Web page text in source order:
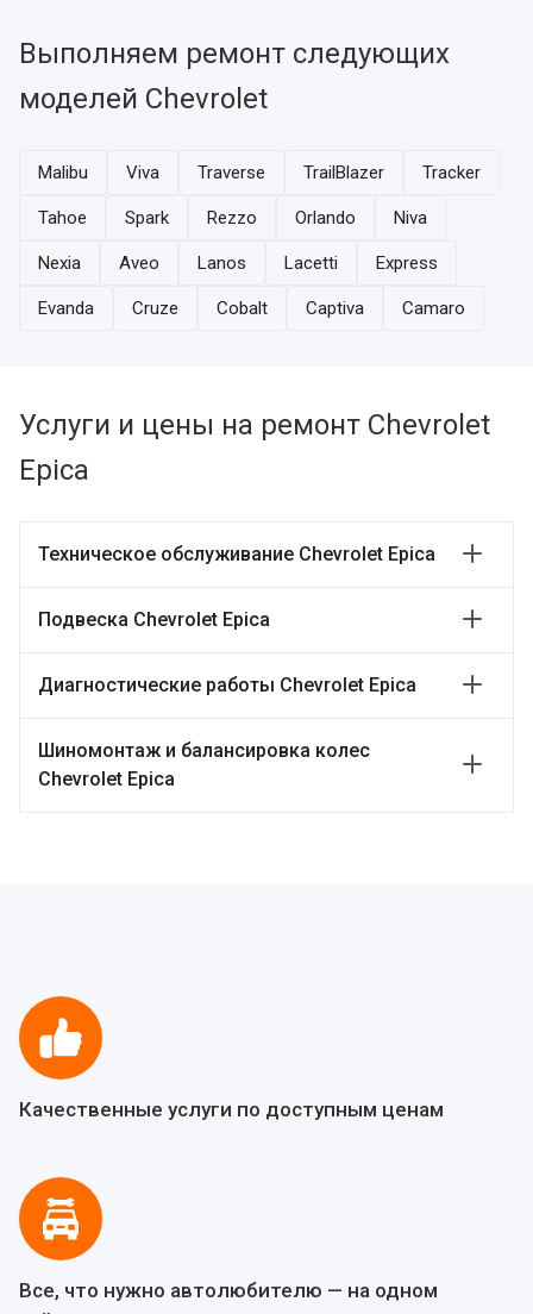
Выполняем ремонт следующих
моделей Chevrolet
Malibu Viva Traverse TrailBlazer Tracker
Tahoe Spark Rezzo Orlando Niva
Nexia Aveo Lanos Lacetti Express
Evanda Cruze Cobalt Captiva Camaro
Услуги и цены на ремонт Chevrolet
Epica
Техническое обслуживание Chevrolet Epica
Подвеска Chevrolet Epica
Диагностические работы Chevrolet Epica
Шиномонтаж и балансировка колес
Chevrolet Epica
Качественные услуги по доступным ценам
Все, что нужно автолюбителю — на одном